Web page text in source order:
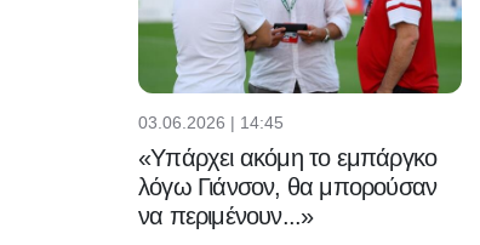
03.06.2026 | 14:45
«Υπάρχει ακόμη το εμπάργκο
λόγω Γιάνσον, θα μπορούσαν
να περιμένουν...»